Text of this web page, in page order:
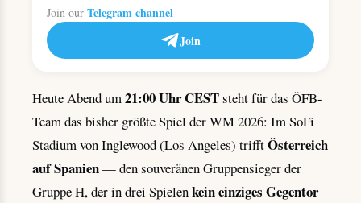
Join our Telegram channel
Join
Heute Abend um21:00 Uhr CESTsteht für das ÖFB-
Team das bisher größte Spiel der WM 2026: Im SoFi
Stadium von Inglewood (Los Angeles) trifftÖsterreich
auf Spanien— den souveränen Gruppensieger der
Gruppe H, der in drei Spielenkein einziges Gegentor